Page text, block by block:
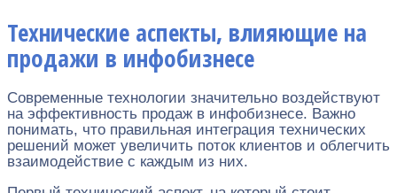
Технические аспекты, влияющие на
продажи в инфобизнесе
Современные технологии значительно воздействуют
на эффективность продаж в инфобизнесе. Важно
понимать, что правильная интеграция технических
решений может увеличить поток клиентов и облегчить
взаимодействие с каждым из них.